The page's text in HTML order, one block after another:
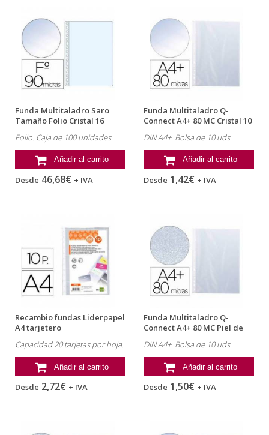
Funda Multitaladro Saro
Tamaño Folio Cristal 16
Folio. Caja de 100 unidades.
Añadir al carrito
Desde 46,68€ + IVA
Funda Multitaladro Q-
Connect A4+ 80 MC Cristal 10
DIN A4+. Bolsa de 10 uds.
Añadir al carrito
Desde 1,42€ + IVA
Recambio fundas Liderpapel
A4 tarjetero
Capacidad 20 tarjetas por hoja.
Añadir al carrito
Desde 2,72€ + IVA
Funda Multitaladro Q-
Connect A4+ 80 MC Piel de
DIN A4+. Bolsa de 10 uds.
Añadir al carrito
Desde 1,50€ + IVA